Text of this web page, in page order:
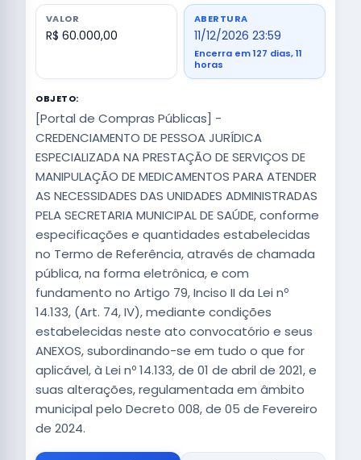
VALOR
R$ 60.000,00
ABERTURA
11/12/2026 23:59
Encerra em 127 dias, 11
horas
OBJETO:
[Portal de Compras Públicas] -
CREDENCIAMENTO DE PESSOA JURÍDICA
ESPECIALIZADA NA PRESTAÇÃO DE SERVIÇOS DE
MANIPULAÇÃO DE MEDICAMENTOS PARA ATENDER
AS NECESSIDADES DAS UNIDADES ADMINISTRADAS
PELA SECRETARIA MUNICIPAL DE SAÚDE, conforme
especificações e quantidades estabelecidas
no Termo de Referência, através de chamada
pública, na forma eletrônica, e com
fundamento no Artigo 79, Inciso II da Lei nº
14.133, (Art. 74, IV), mediante condições
estabelecidas neste ato convocatório e seus
ANEXOS, subordinando-se em tudo o que for
aplicável, à Lei nº 14.133, de 01 de abril de 2021, e
suas alterações, regulamentada em âmbito
municipal pelo Decreto 008, de 05 de Fevereiro
de 2024.